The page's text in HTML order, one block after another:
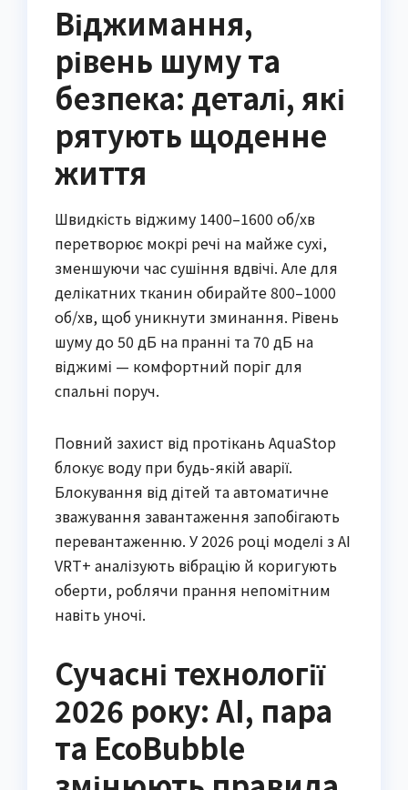
Віджимання,
рівень шуму та
безпека: деталі, які
рятують щоденне
життя
Швидкість віджиму 1400–1600 об/хв
перетворює мокрі речі на майже сухі,
зменшуючи час сушіння вдвічі. Але для
делікатних тканин обирайте 800–1000
об/хв, щоб уникнути зминання. Рівень
шуму до 50 дБ на пранні та 70 дБ на
віджимі — комфортний поріг для
спальні поруч.
Повний захист від протікань AquaStop
блокує воду при будь-якій аварії.
Блокування від дітей та автоматичне
зважування завантаження запобігають
перевантаженню. У 2026 році моделі з AI
VRT+ аналізують вібрацію й коригують
оберти, роблячи прання непомітним
навіть уночі.
Сучасні технології
2026 року: AI, пара
та EcoBubble